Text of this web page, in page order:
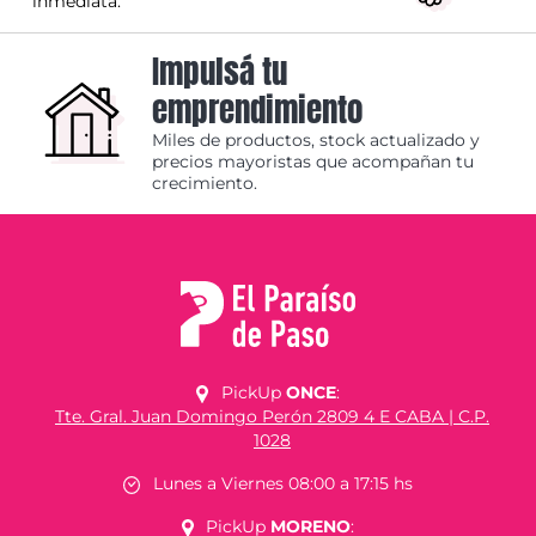
Impulsá tu
emprendimiento
Miles de productos, stock actualizado y
precios mayoristas que acompañan tu
crecimiento.
PickUp ONCE:
Tte. Gral. Juan Domingo Perón 2809 4 E CABA | C.P.
1028
Lunes a Viernes 08:00 a 17:15 hs
PickUp MORENO: